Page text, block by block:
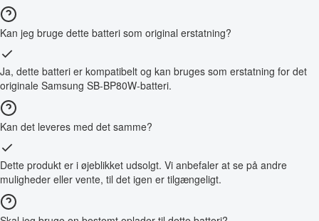
Kan jeg bruge dette batteri som original erstatning?
Ja, dette batteri er kompatibelt og kan bruges som erstatning for det
originale Samsung SB-BP80W-batteri.
Kan det leveres med det samme?
Dette produkt er i øjeblikket udsolgt. Vi anbefaler at se på andre
muligheder eller vente, til det igen er tilgængeligt.